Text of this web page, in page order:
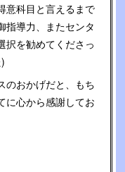
意科目と言えるまで
指導力、またセンタ
択を勧めてくださっ
のおかげだと、もち
に心から感謝してお